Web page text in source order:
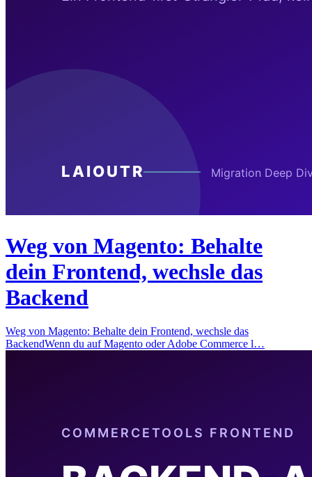
Weg von Magento: Behalte
dein Frontend, wechsle das
Backend
Weg von Magento: Behalte dein Frontend, wechsle das
BackendWenn du auf Magento oder Adobe Commerce l…